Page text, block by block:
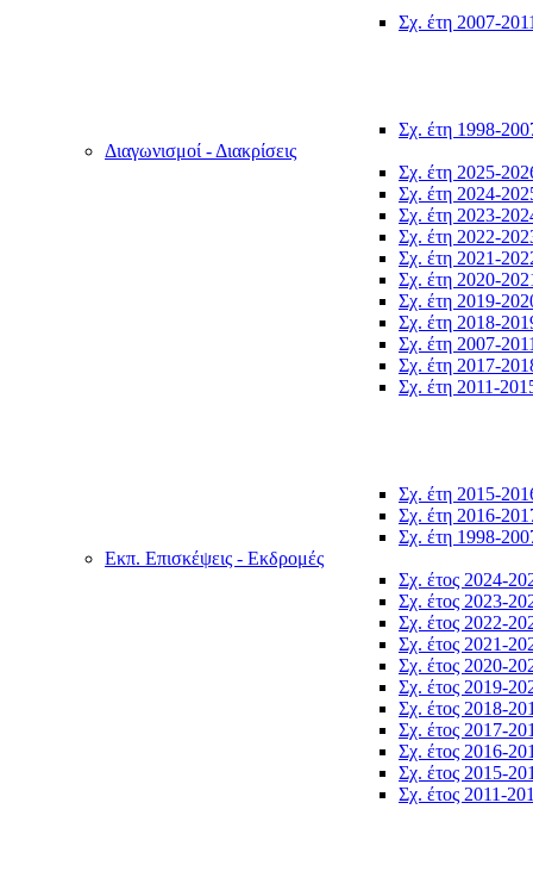
Σχ. έτη 2007-
Σχ. έτη 1998-
Διαγωνισμοί - Διακρίσεις
Σχ. έτη 2025-
Σχ. έτη 2024-
Σχ. έτη 2023-
Σχ. έτη 2022-
Σχ. έτη 2021-
Σχ. έτη 2020-
Σχ. έτη 2019-
Σχ. έτη 2018-
Σχ. έτη 2007-
Σχ. έτη 2017-
Σχ. έτη 2011-
Σχ. έτη 2015-
Σχ. έτη 2016-
Σχ. έτη 1998-
Εκπ. Επισκέψεις - Εκδρομές
Σχ. έτος 2024-
Σχ. έτος 2023-
Σχ. έτος 2022-
Σχ. έτος 2021-
Σχ. έτος 2020-
Σχ. έτος 2019-
Σχ. έτος 2018-
Σχ. έτος 2017-
Σχ. έτος 2016-
Σχ. έτος 2015-
Σχ. έτος 2011-